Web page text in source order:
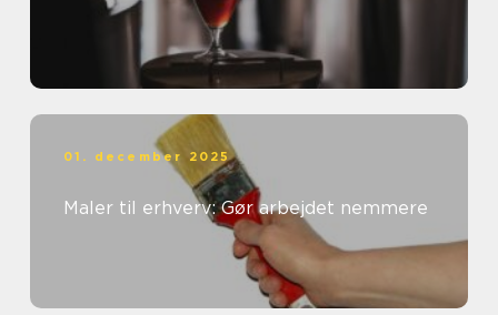
01. december 2025
Maler til erhverv: Gør arbejdet nemmere